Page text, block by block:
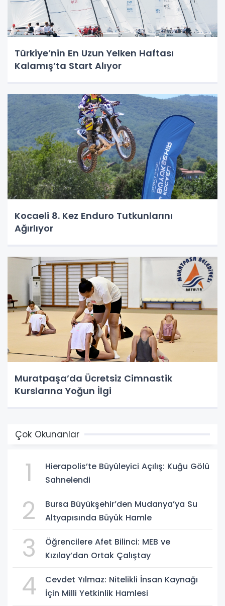
Türkiye’nin En Uzun Yelken Haftası
Kalamış’ta Start Alıyor
Kocaeli 8. Kez Enduro Tutkunlarını
Ağırlıyor
Muratpaşa’da Ücretsiz Cimnastik
Kurslarına Yoğun İlgi
Çok Okunanlar
1
Hierapolis’te Büyüleyici Açılış: Kuğu Gölü
Sahnelendi
2
Bursa Büyükşehir’den Mudanya’ya Su
Altyapısında Büyük Hamle
3
Öğrencilere Afet Bilinci: MEB ve
Kızılay’dan Ortak Çalıştay
4
Cevdet Yılmaz: Nitelikli İnsan Kaynağı
İçin Milli Yetkinlik Hamlesi